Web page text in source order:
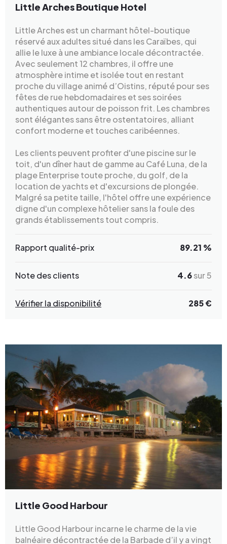
Little Arches Boutique Hotel
Little Arches est un charmant hôtel-boutique
réservé aux adultes situé dans les Caraïbes, qui
allie le luxe à une ambiance locale décontractée.
Avec seulement 12 chambres, il offre une
atmosphère intime et isolée tout en restant
proche du village animé d’Oistins, réputé pour ses
fêtes de rue hebdomadaires et ses soirées
authentiques autour de poisson frit. Les chambres
sont élégantes sans être ostentatoires, alliant
confort moderne et touches caribéennes.
Les clients peuvent profiter d'une piscine sur le
toit, d'un dîner haut de gamme au Café Luna, de la
plage Enterprise toute proche, du golf, de la
location de yachts et d'excursions de plongée.
Malgré sa petite taille, l'hôtel offre une expérience
digne d'un complexe hôtelier sans la foule des
grands établissements tout compris.
Rapport qualité-prix 89.21 %
Note des clients 4.6sur 5
Vérifier la disponibilité 285 €
Little Good Harbour
Little Good Harbour incarne le charme de la vie
balnéaire décontractée de la Barbade d’il y a vingt